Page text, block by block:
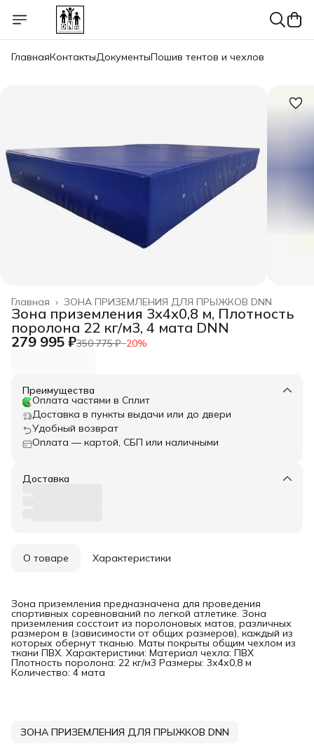
ГлавнаяКонтактыДокументыПошив тентов и чехлов
ЗОНА ПРИЗЕМЛЕНИЯ ДЛЯ ПРЫЖКОВ DNN
Главная ›
Зона приземления 3х4х0,8 м, Плотность
поролона 22 кг/м3, 4 мата DNN
279 995 ₽350 775 ₽−20%
Преимущества
Оплата частями в Сплит
Доставка в пункты выдачи или до двери
Удобный возврат
Оплата — картой, СБП или наличными
Доставка
О товаре Характеристики
Зона приземления предназначена для проведения
спортивных соревнований по легкой атлетике. Зона
приземления сосстоит из поролоновых матов, различных
размером в (зависимости от общих размеров), каждый из
которых обернут тканью. Маты покрыты общим чехлом из
ткани ПВХ. Характеристики: Материал чехла: ПВХ
Плотность поролона: 22 кг/м3 Размеры: 3х4х0,8 м
Количество: 4 мата
ЗОНА ПРИЗЕМЛЕНИЯ ДЛЯ ПРЫЖКОВ DNN